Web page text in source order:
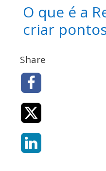
O que é a
criar
Share